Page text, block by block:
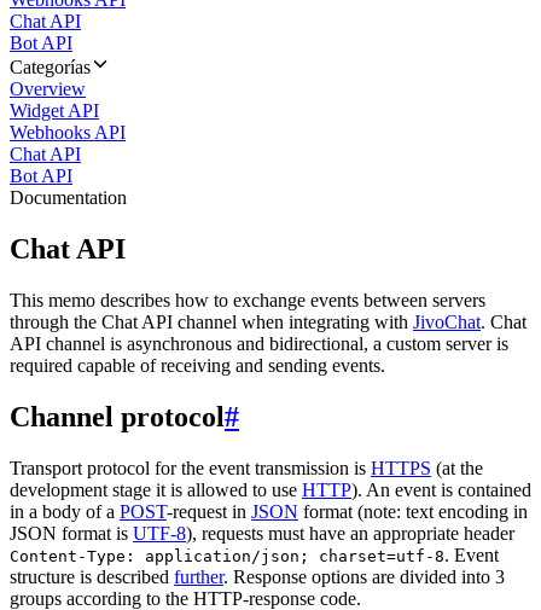
Chat API
Bot API
Categorías
Overview
Widget API
Webhooks API
Chat API
Bot API
Documentation
Chat API
This memo describes how to exchange events between servers
through the Chat API channel when integrating with JivoChat. Chat
API channel is asynchronous and bidirectional, a custom server is
required capable of receiving and sending events.
Channel protocol#
Transport protocol for the event transmission is HTTPS (at the
development stage it is allowed to use HTTP). An event is contained
in a body of a POST-request in JSON format (note: text encoding in
JSON format is UTF-8), requests must have an appropriate header
Content-Type: application/json; charset=utf-8. Event
structure is described further. Response options are divided into 3
groups according to the HTTP-response code.